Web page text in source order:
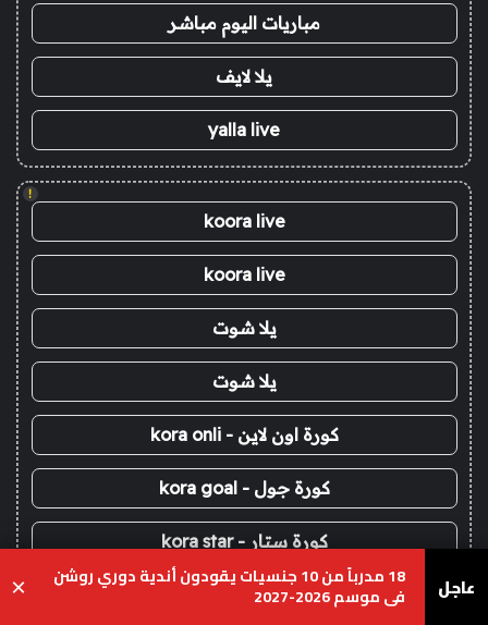
مباريات اليوم مباشر
يلا لايف
yalla live
!
koora live
koora live
يلا شوت
يلا شوت
كورة اون لاين - kora onli
كورة جول - kora goal
كورة ستار - kora star
سوريا لايف عاجل 18 مدرباً من 10 جنسيات يقودون أندية دوري روشن
في موسم 2026-2027 ×